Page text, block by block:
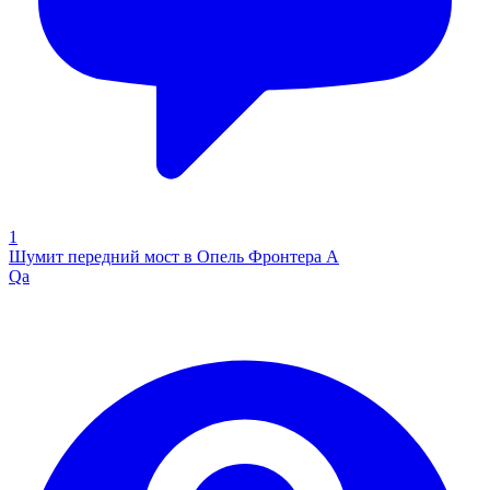
1
Шумит передний мост в Опель Фронтера А
Qa